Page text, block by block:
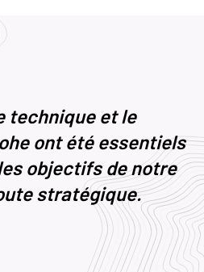
technique et le
ont été essentiels
objectifs de notre
stratégique.